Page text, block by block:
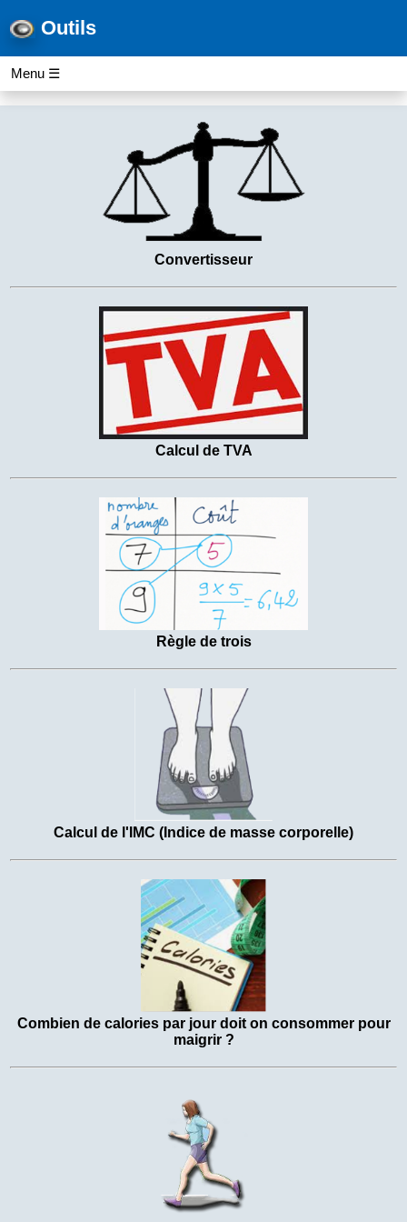
Outils
Menu ☰
Convertisseur
Calcul de TVA
Règle de trois
Calcul de l'IMC (Indice de masse corporelle)
Combien de calories par jour doit on consommer pour
maigrir ?